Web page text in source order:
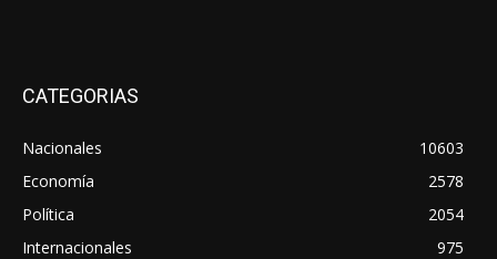
CATEGORIAS
Nacionales
10603
Economía
2578
Política
2054
Internacionales
975